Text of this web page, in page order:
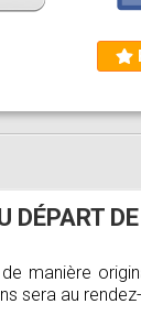
DÉPART
manière
sera au